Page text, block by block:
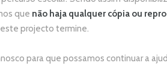
que não haja qualquer cópia ou
projecto termine.
para que possamos continuar a